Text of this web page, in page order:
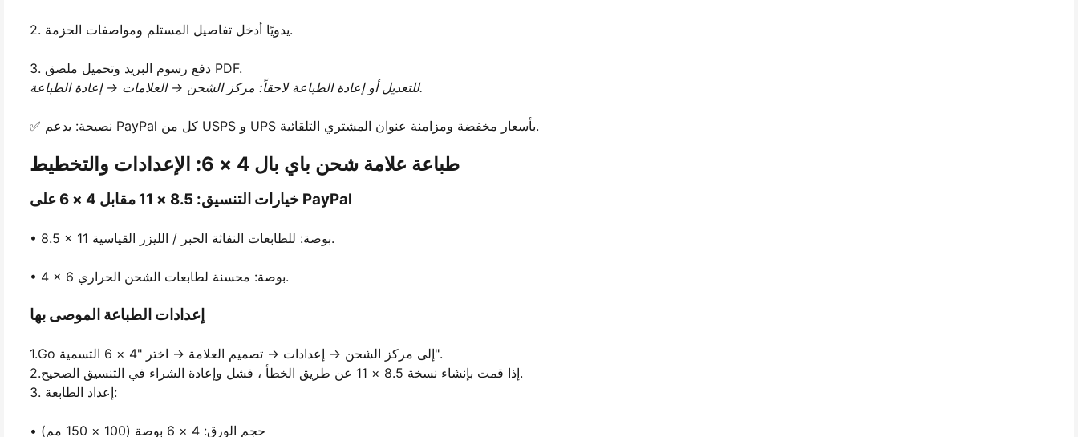
2. يدويًا أدخل تفاصيل المستلم ومواصفات الحزمة.
3. دفع رسوم البريد وتحميل ملصق PDF.
للتعديل أو إعادة الطباعة لاحقاً: مركز الشحن → العلامات → إعادة الطباعة.
✅ نصيحة: يدعم PayPal كل من USPS و UPS بأسعار مخفضة ومزامنة عنوان المشتري التلقائية.
طباعة علامة شحن باي بال 4 × 6: الإعدادات والتخطيط
خيارات التنسيق: 8.5 × 11 مقابل 4 × 6 على PayPal
• 8.5 × 11 بوصة: للطابعات النفاثة الحبر / الليزر القياسية.
• 4 × 6 بوصة: محسنة لطابعات الشحن الحراري.
إعدادات الطباعة الموصى بها
1.Go إلى مركز الشحن → إعدادات → تصميم العلامة → اختر "4 × 6 التسمية".
2.إذا قمت بإنشاء نسخة 8.5 × 11 عن طريق الخطأ ، فشل وإعادة الشراء في التنسيق الصحيح.
3. إعداد الطابعة:
• حجم الورق: 4 × 6 بوصة (100 × 150 مم)